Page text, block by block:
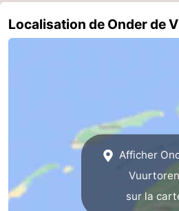
Wadden
manger
Pratiques
Stationnement
Wadden
Adresses
Médicales
Région
Localisation de Onder de
Afficher
Vuurtoren
sur la